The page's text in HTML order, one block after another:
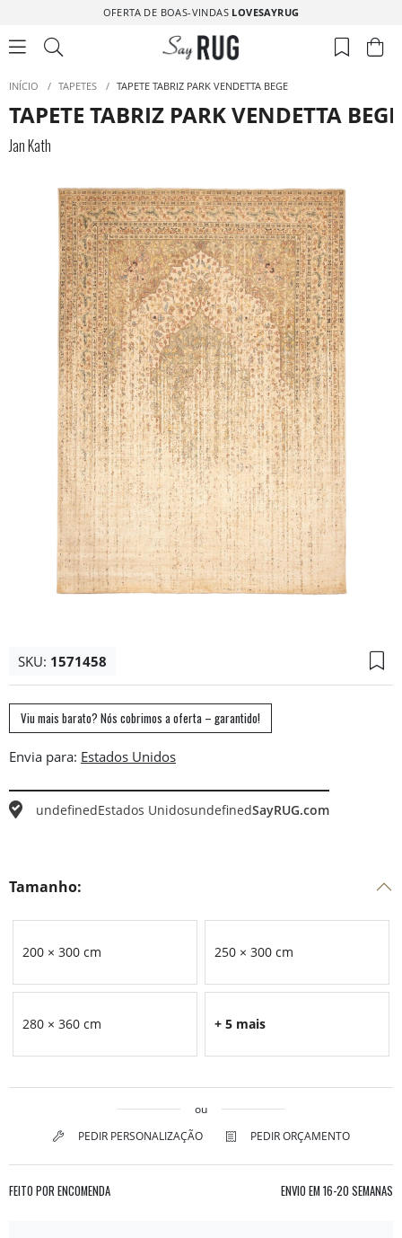
OFERTA DE BOAS-VINDAS LOVESAYRUG
INÍCIO / TAPETES / TAPETE TABRIZ PARK VENDETTA BEGE
TAPETE TABRIZ PARK VENDETTA BEGE
Jan Kath
SKU: 1571458
Viu mais barato? Nós cobrimos a oferta – garantido!
Envia para:
undefinedEstados UnidosundefinedSayRUG.com
Tamanho:
200 × 300 cm 250 × 300 cm
280 × 360 cm + 5 mais
ou
PEDIR PERSONALIZAÇÃO
PEDIR ORÇAMENTO
FEITO POR ENCOMENDA ENVIO EM 16-20 SEMANAS